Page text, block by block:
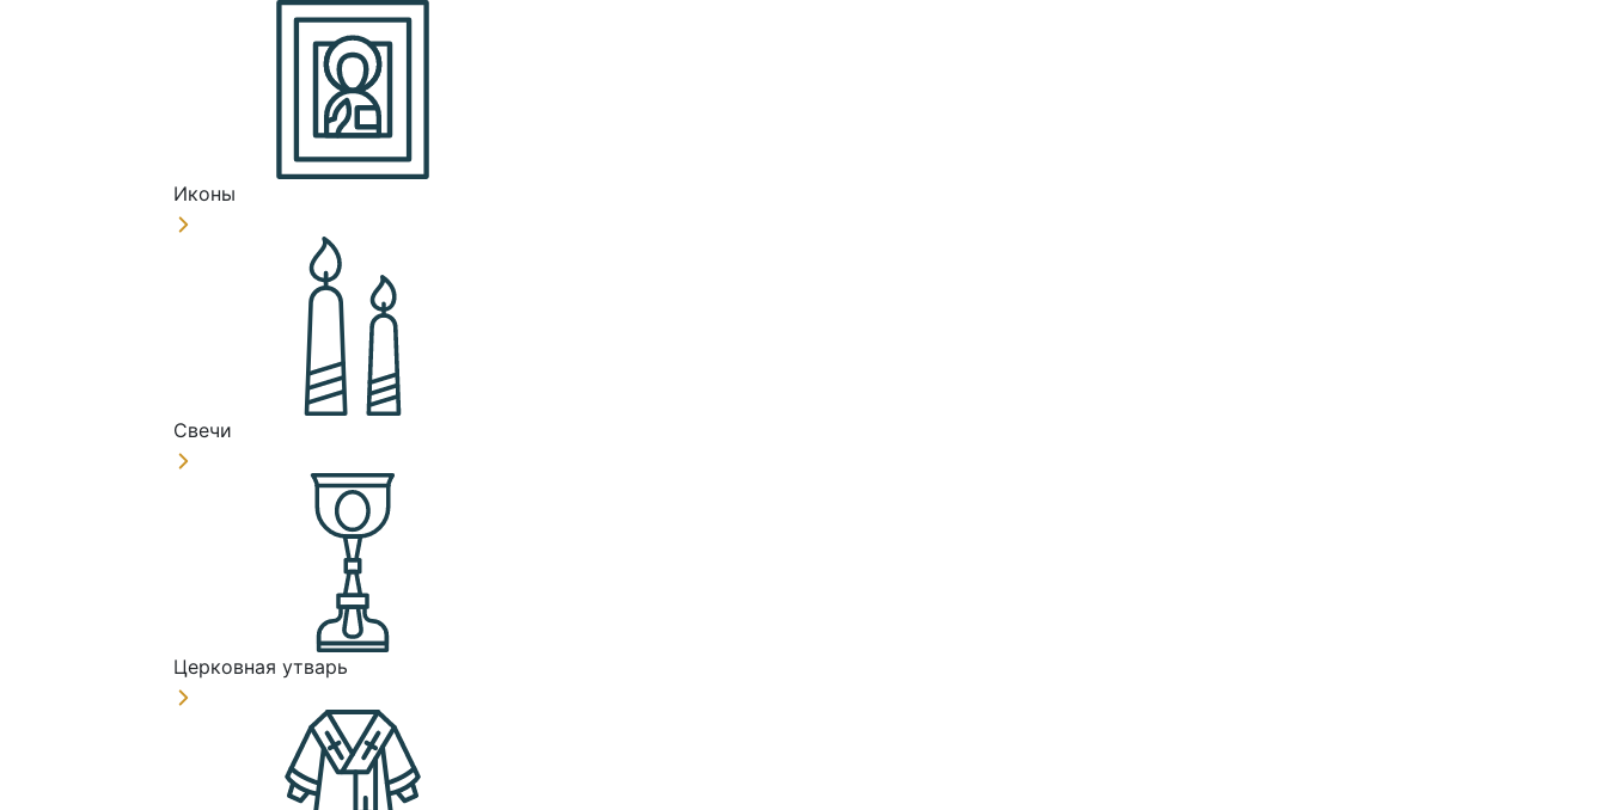
Иконы
Свечи
Церковная утварь